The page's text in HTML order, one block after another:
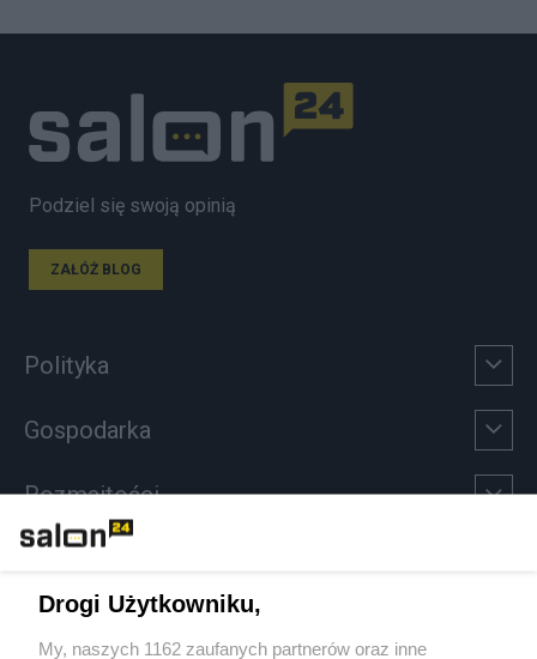
Podziel się swoją opinią
ZAŁÓŻ BLOG
Polityka
Gospodarka
Rozmaitości
Sport
Drogi Użytkowniku,
My, naszych 1162 zaufanych partnerów oraz inne